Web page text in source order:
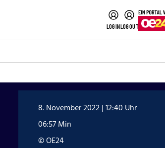
LOGINLOGOUT
8. November 2022 | 12:40 Uhr
06:57 Min
© OE24